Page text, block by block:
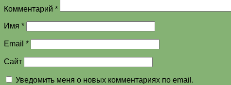
Комментарий *
Имя *
Email *
Сайт
Уведомить меня о новых комментариях по email.